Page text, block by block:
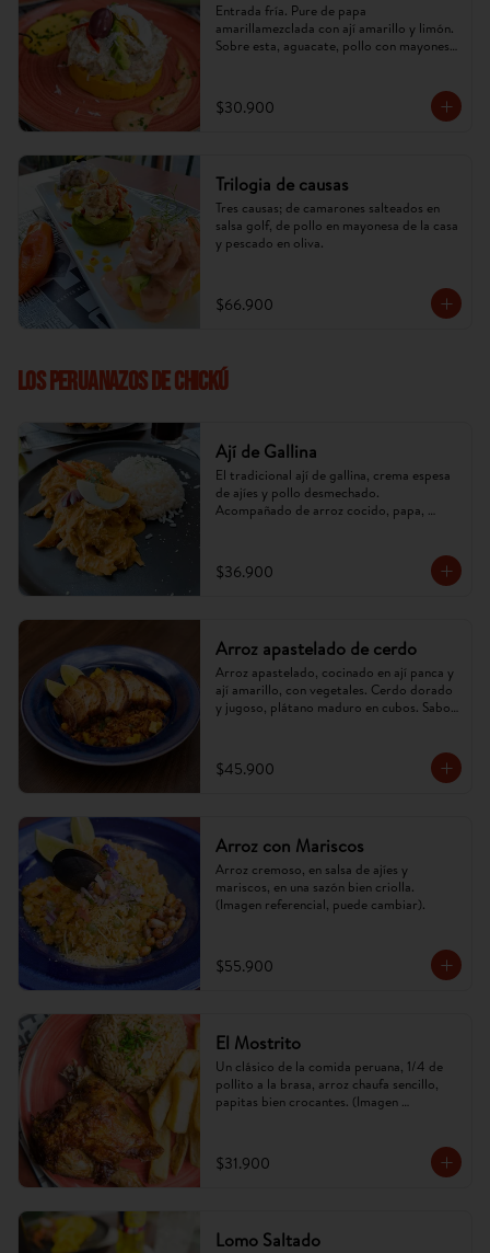
Entrada fría. Pure de papa
amarillamezclada con ají amarillo y limón.
Sobre esta, aguacate, pollo con mayonesa
$30.900
Trilogia de causas
Tres causas; de camarones salteados en
salsa golf, de pollo en mayonesa de la casa
y pescado en oliva.
$66.900
LOS PERUANAZOS DE CHICKÚ
Ají de Gallina
El tradicional ají de gallina, crema espesa
de ajíes y pollo desmechado.
Acompañado de arroz cocido, papa,
$36.900
Arroz apastelado de cerdo
Arroz apastelado, cocinado en ají panca y
ají amarillo, con vegetales. Cerdo dorado
y jugoso, plátano maduro en cubos. Sabor
$45.900
Arroz con Mariscos
Arroz cremoso, en salsa de ajíes y
mariscos, en una sazón bien criolla.
(Imagen referencial, puede cambiar).
$55.900
El Mostrito
Un clásico de la comida peruana, 1/4 de
pollito a la brasa, arroz chaufa sencillo,
papitas bien crocantes. (Imagen
$31.900
Lomo Saltado